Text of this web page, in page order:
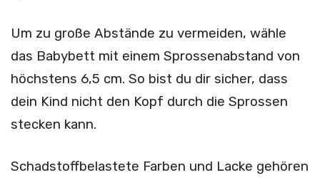
Um zu große Abstände zu vermeiden, wähle
das Babybett mit einem Sprossenabstand von
höchstens 6,5 cm. So bist du dir sicher, dass
dein Kind nicht den Kopf durch die Sprossen
stecken kann.
Schadstoffbelastete Farben und Lacke gehören